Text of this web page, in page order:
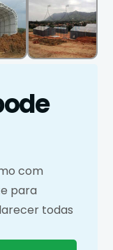
com
para
todas